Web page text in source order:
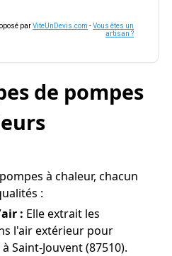
parViteUnDevis.com -Vous êtes un
artisan ?
de pompes
à chaleur, chacun
:
: Elle extrait les
l'air extérieur pour
Saint-Jouvent (87510).